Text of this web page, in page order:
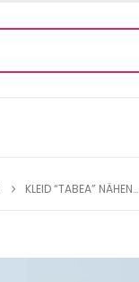
KLEID “TABEA” NÄHEN…